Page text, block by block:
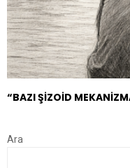
“BAZI ŞİZOİD
Ara